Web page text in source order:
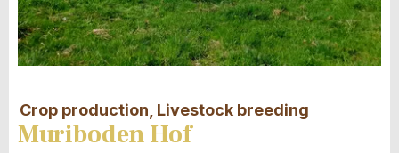
Crop production, Livestock breeding
Muriboden Hof